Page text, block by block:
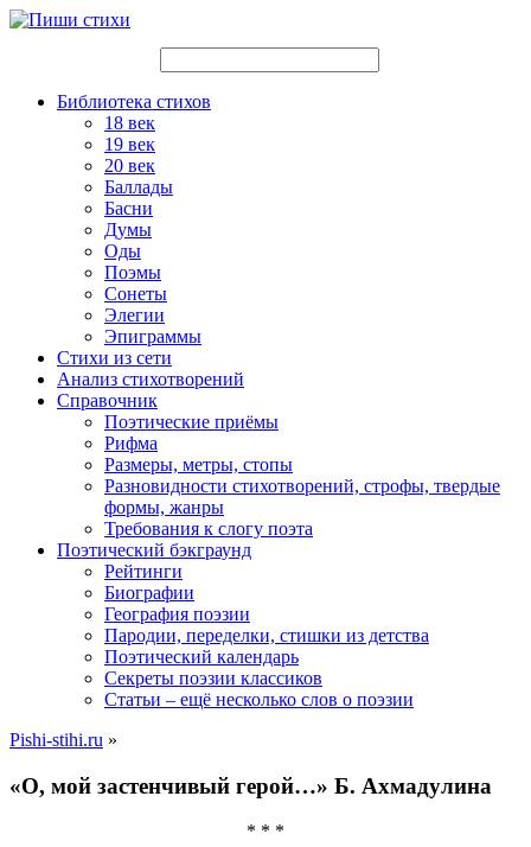
Библиотека стихов
18 век
19 век
20 век
Баллады
Басни
Думы
Оды
Поэмы
Сонеты
Элегии
Эпиграммы
Стихи из сети
Анализ стихотворений
Справочник
Поэтические приёмы
Рифма
Размеры, метры, стопы
Разновидности стихотворений, строфы, твердые
формы, жанры
Требования к слогу поэта
Поэтический бэкграунд
Рейтинги
Биографии
География поэзии
Пародии, переделки, стишки из детства
Поэтический календарь
Секреты поэзии классиков
Статьи – ещё несколько слов о поэзии
Pishi-stihi.ru »
«О, мой застенчивый герой…» Б. Ахмадулина
* * *